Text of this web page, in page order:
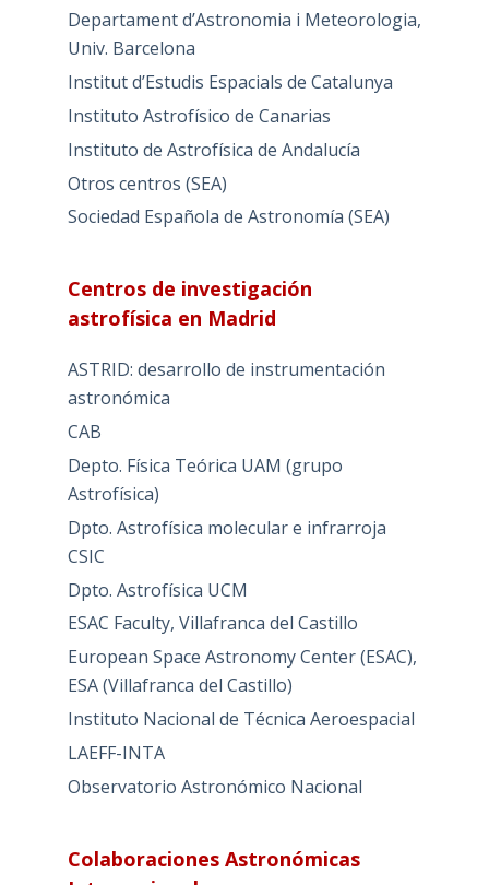
Departament d’Astronomia i Meteorologia,
Univ. Barcelona
Institut d’Estudis Espacials de Catalunya
Instituto Astrofísico de Canarias
Instituto de Astrofísica de Andalucía
Otros centros (SEA)
Sociedad Española de Astronomía (SEA)
Centros de investigación
astrofísica en Madrid
ASTRID: desarrollo de instrumentación
astronómica
CAB
Depto. Física Teórica UAM (grupo
Astrofísica)
Dpto. Astrofísica molecular e infrarroja
CSIC
Dpto. Astrofísica UCM
ESAC Faculty, Villafranca del Castillo
European Space Astronomy Center (ESAC),
ESA (Villafranca del Castillo)
Instituto Nacional de Técnica Aeroespacial
LAEFF-INTA
Observatorio Astronómico Nacional
Colaboraciones Astronómicas